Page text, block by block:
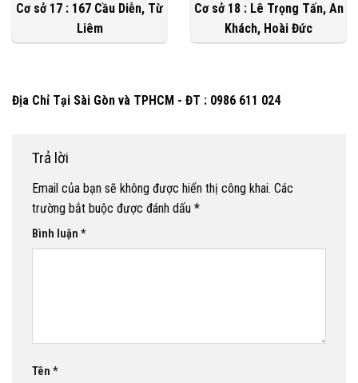
Cơ sở 17 : 167 Cầu Diễn, Từ
Liêm
Cơ sở 18 : Lê Trọng Tấn, An
Khách, Hoài Đức
Địa Chỉ Tại Sài Gòn và TPHCM - ĐT : 0986 611 024
Trả lời
Email của bạn sẽ không được hiển thị công khai. Các
trường bắt buộc được đánh dấu *
Bình luận *
Tên *